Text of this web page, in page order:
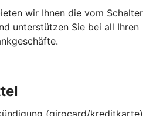
wir Ihnen die vom Schalter
unterstützen Sie bei all Ihren